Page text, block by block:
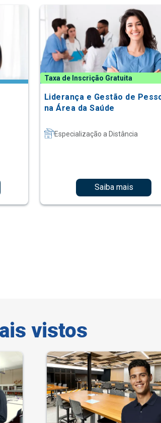
Taxa de Inscrição Gratuita
Liderança e Gestão de
na Área da Saúde
Especialização a Distância
Saiba mais
vistos